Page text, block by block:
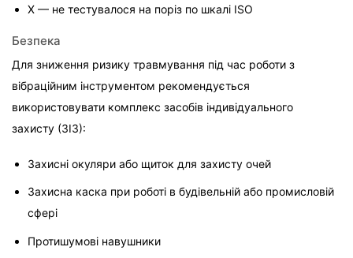
X — не тестувалося на поріз по шкалі ISO
Безпека
Для зниження ризику травмування під час роботи з
вібраційним інструментом рекомендується
використовувати комплекс засобів індивідуального
захисту (ЗІЗ):
Захисні окуляри або щиток для захисту очей
Захисна каска при роботі в будівельній або промисловій
сфері
Протишумові навушники